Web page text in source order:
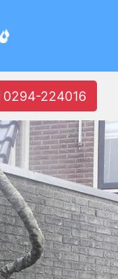
0294-224016